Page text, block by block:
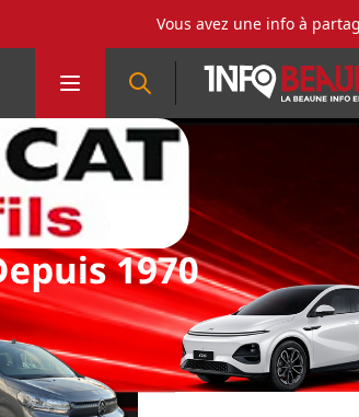
Vous avez une info à